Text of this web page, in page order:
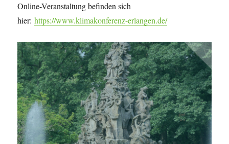
Online-Veranstaltung befinden sich
hier:https://www.klimakonferenz-erlangen.de/